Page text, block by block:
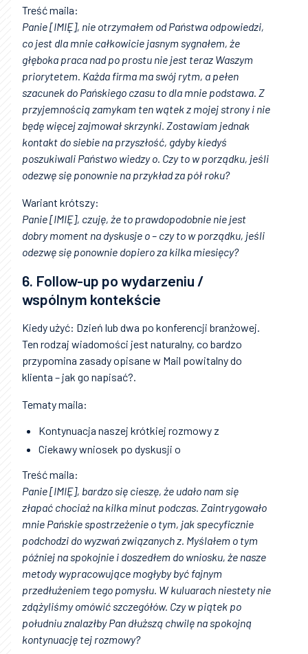
Treść maila:
Panie [IMIĘ], nie otrzymałem od Państwa odpowiedzi,
co jest dla mnie całkowicie jasnym sygnałem, że
głęboka praca nad po prostu nie jest teraz Waszym
priorytetem. Każda firma ma swój rytm, a pełen
szacunek do Pańskiego czasu to dla mnie podstawa. Z
przyjemnością zamykam ten wątek z mojej strony i nie
będę więcej zajmował skrzynki. Zostawiam jednak
kontakt do siebie na przyszłość, gdyby kiedyś
poszukiwali Państwo wiedzy o. Czy to w porządku, jeśli
odezwę się ponownie na przykład za pół roku?
Wariant krótszy:
Panie [IMIĘ], czuję, że to prawdopodobnie nie jest
dobry moment na dyskusje o – czy to w porządku, jeśli
odezwę się ponownie dopiero za kilka miesięcy?
6. Follow-up po wydarzeniu /
wspólnym kontekście
Kiedy użyć: Dzień lub dwa po konferencji branżowej.
Ten rodzaj wiadomości jest naturalny, co bardzo
przypomina zasady opisane w Mail powitalny do
klienta – jak go napisać?.
Tematy maila:
Kontynuacja naszej krótkiej rozmowy z
Ciekawy wniosek po dyskusji o
Treść maila:
Panie [IMIĘ], bardzo się cieszę, że udało nam się
złapać chociaż na kilka minut podczas. Zaintrygowało
mnie Pańskie spostrzeżenie o tym, jak specyficznie
podchodzi do wyzwań związanych z. Myślałem o tym
później na spokojnie i doszedłem do wniosku, że nasze
metody wypracowujące mogłyby być fajnym
przedłużeniem tego pomysłu. W kuluarach niestety nie
zdążyliśmy omówić szczegółów. Czy w piątek po
południu znalazłby Pan dłuższą chwilę na spokojną
kontynuację tej rozmowy?